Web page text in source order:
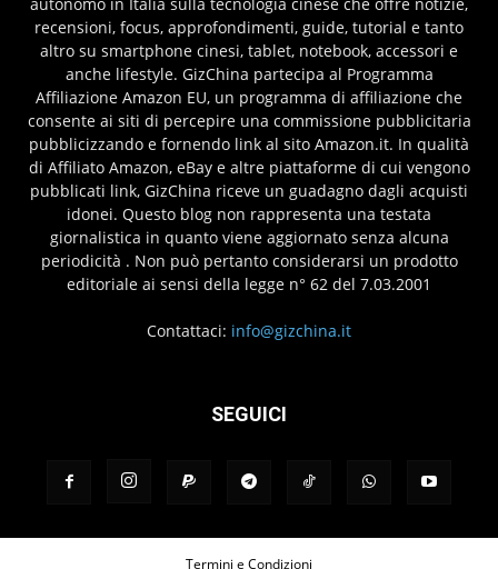
autonomo in Italia sulla tecnologia cinese che offre notizie,
recensioni, focus, approfondimenti, guide, tutorial e tanto
altro su smartphone cinesi, tablet, notebook, accessori e
anche lifestyle. GizChina partecipa al Programma
Affiliazione Amazon EU, un programma di affiliazione che
consente ai siti di percepire una commissione pubblicitaria
pubblicizzando e fornendo link al sito Amazon.it. In qualità
di Affiliato Amazon, eBay e altre piattaforme di cui vengono
pubblicati link, GizChina riceve un guadagno dagli acquisti
idonei. Questo blog non rappresenta una testata
giornalistica in quanto viene aggiornato senza alcuna
periodicità . Non può pertanto considerarsi un prodotto
editoriale ai sensi della legge n° 62 del 7.03.2001
Contattaci: info@gizchina.it
SEGUICI
Termini e Condizioni